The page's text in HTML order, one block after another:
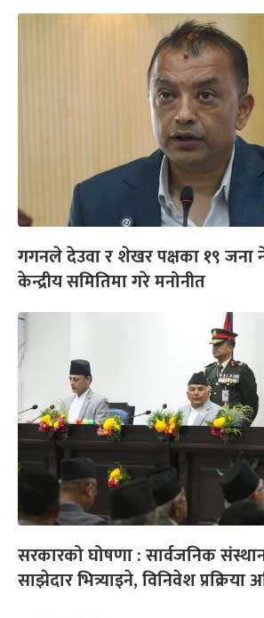
गगनले देउवा र शेखर पक्षका १९ जना
केन्द्रीय समितिमा गरे मनोनीत
सरकारको घोषणा : सार्वजनिक
साझेदार भित्र्याइने, विनिवेश प्रक्रिया